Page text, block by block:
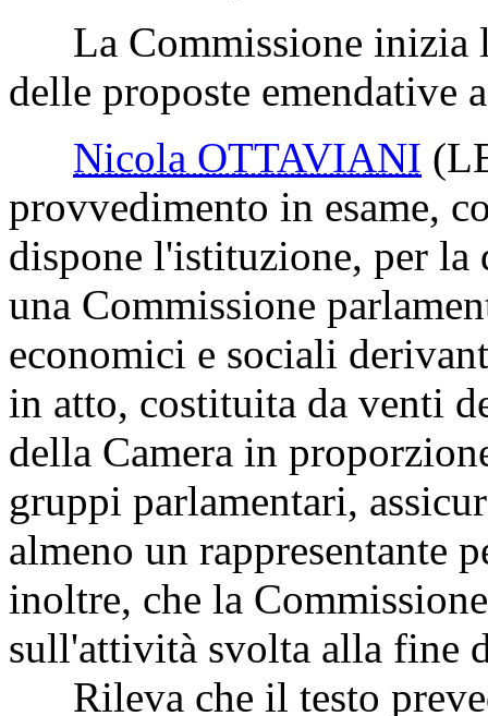
La Commissione inizia
delle proposte emendative
Nicola OTTAVIANI
provvedimento in esame,
dispone l'istituzione, per
una Commissione
economici e sociali
in atto, costituita da venti
della Camera in
gruppi parlamentari,
almeno un rappresentante
inoltre, che la
sull'attività svolta alla fine
Rileva che il testo